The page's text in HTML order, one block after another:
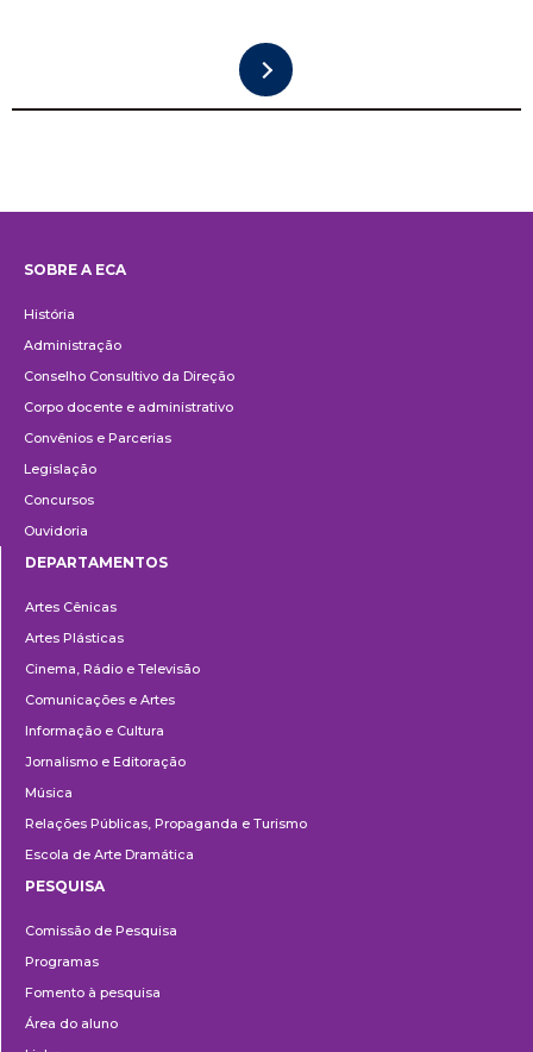
SOBRE A ECA
História
Administração
Conselho Consultivo da Direção
Corpo docente e administrativo
Convênios e Parcerias
Legislação
Concursos
Ouvidoria
DEPARTAMENTOS
Artes Cênicas
Artes Plásticas
Cinema, Rádio e Televisão
Comunicações e Artes
Informação e Cultura
Jornalismo e Editoração
Música
Relações Públicas, Propaganda e Turismo
Escola de Arte Dramática
PESQUISA
Comissão de Pesquisa
Programas
Fomento à pesquisa
Área do aluno